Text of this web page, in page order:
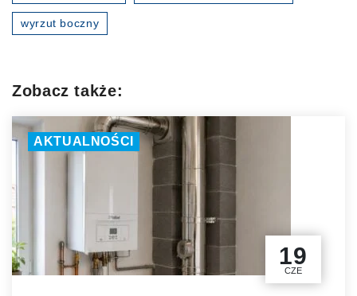
wyrzut boczny
Zobacz także:
AKTUALNOŚCI
19
CZE